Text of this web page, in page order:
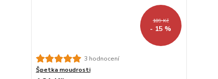
189 Kč
- 15 %
3 hodnocení
Špetka moudrosti